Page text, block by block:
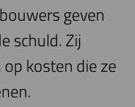
geven
schuld. Zij
kosten die ze